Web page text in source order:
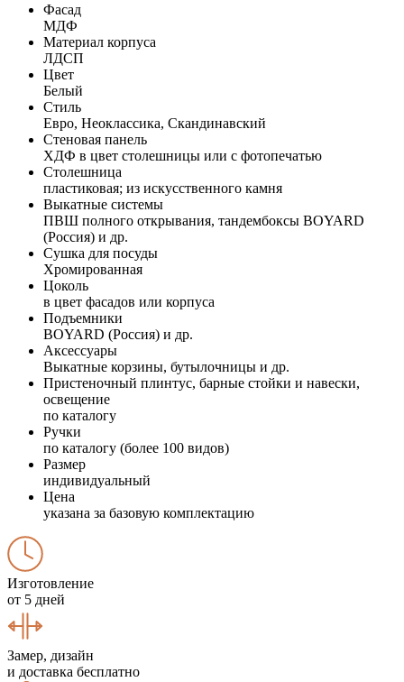
Фасад
МДФ
Материал корпуса
ЛДСП
Цвет
Белый
Стиль
Евро, Неоклассика, Скандинавский
Стеновая панель
ХДФ в цвет столешницы или с фотопечатью
Столешница
пластиковая; из искусственного камня
Выкатные системы
ПВШ полного открывания, тандембоксы BOYARD
(Россия) и др.
Сушка для посуды
Хромированная
Цоколь
в цвет фасадов или корпуса
Подъемники
BOYARD (Россия) и др.
Аксессуары
Выкатные корзины, бутылочницы и др.
Пристеночный плинтус, барные стойки и навески,
освещение
по каталогу
Ручки
по каталогу (более 100 видов)
Размер
индивидуальный
Цена
указана за базовую комплектацию
Изготовление
от 5 дней
Замер, дизайн
и доставка бесплатно